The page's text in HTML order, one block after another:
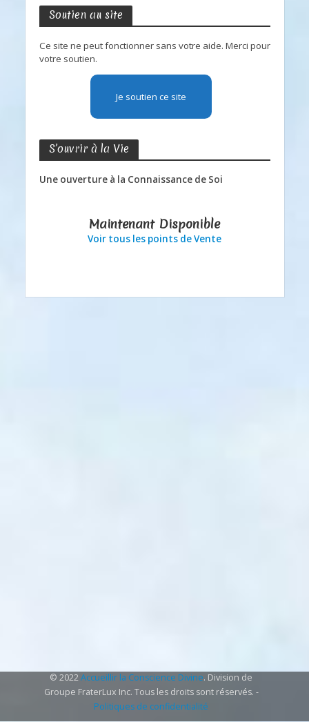
Soutien au site
Ce site ne peut fonctionner sans votre aide. Merci pour
votre soutien.
Je soutien ce site
S’ouvrir à la Vie
Une ouverture à la Connaissance de Soi
Maintenant Disponible
Voir tous les points de Vente
© 2022Accueillir la Conscience Divine. Division de
Groupe FraterLux Inc. Tous les droits sont réservés. -
Politiques de confidentialité